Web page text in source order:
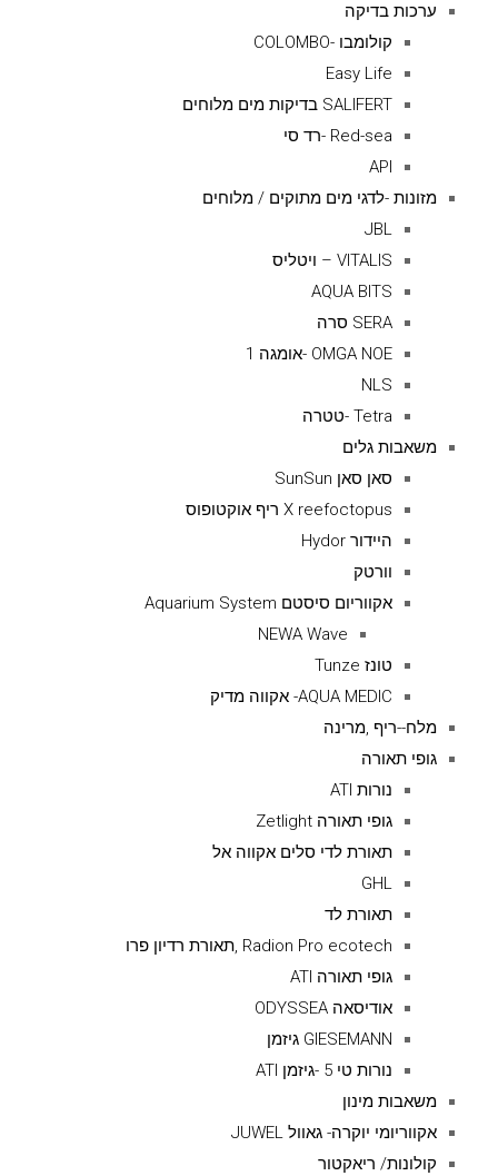
ערכות בדיקה
קולומבו -COLOMBO
Easy Life
SALIFERT בדיקות מים מלוחים
Red-sea -רד סי
API
מזונות -לדגי מים מתוקים / מלוחים
JBL
VITALIS – ויטליס
AQUA BITS
SERA סרה
OMGA NOE -אומגה 1
NLS
Tetra -טטרה
משאבות גלים
סאן סאן SunSun
X reefoctopus ריף אוקטופוס
היידור Hydor
וורטק
אקווריום סיסטם Aquarium System
NEWA Wave
טונז Tunze
AQUA MEDIC- אקווה מדיק
מלח--ריף ,מרינה
גופי תאורה
נורות ATI
גופי תאורה Zetlight
תאורת לדי סלים אקווה אל
GHL
תאורת לד
Radion Pro ecotech ,תאורת רדיון פרו
גופי תאורה ATI
אודיסאה ODYSSEA
GIESEMANN גיזמן
נורות טי 5 -גיזמן ATI
משאבות מינון
אקווריומי יוקרה- גאוול JUWEL
קולונות/ ריאקטור